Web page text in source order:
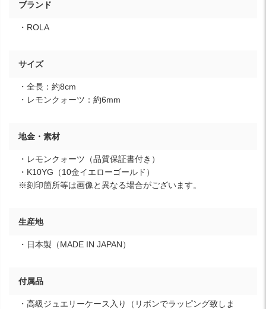
ブランド
・ROLA
サイズ
・全長：約8cm
・レモンクォーツ：約6mm
地金・素材
・レモンクォーツ（品質保証書付き）
・K10YG（10金イエローゴールド）
※刻印箇所等は画像と異なる場合がございます。
生産地
・日本製（MADE IN JAPAN）
付属品
・高級ジュエリーケース入り（リボンでラッピング致しま